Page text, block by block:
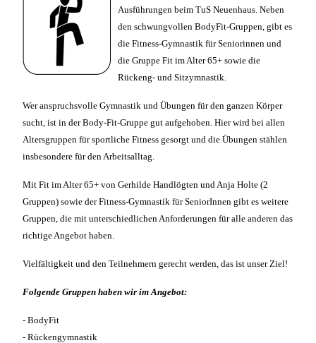
Ausführungen beim TuS Neuenhaus. Neben
den schwungvollen BodyFit-Gruppen, gibt es
die Fitness-Gymnastik für Seniorinnen und
die Gruppe Fit im Alter 65+ sowie die
Rückeng- und Sitzymnastik.
Wer anspruchsvolle Gymnastik und Übungen für den ganzen Körper
sucht, ist in der Body-Fit-Gruppe gut aufgehoben. Hier wird bei allen
Altersgruppen für sportliche Fitness gesorgt und die Übungen stählen
insbesondere für den Arbeitsalltag.
Mit Fit im Alter 65+ von Gerhilde Handlögten und Anja Holte (2
Gruppen) sowie der Fitness-Gymnastik für SeniorInnen gibt es weitere
Gruppen, die mit unterschiedlichen Anforderungen für alle anderen das
richtige Angebot haben.
Vielfältigkeit und den Teilnehmern gerecht werden, das ist unser Ziel!
Folgende Gruppen haben wir im Angebot:
- BodyFit
- Rückengymnastik